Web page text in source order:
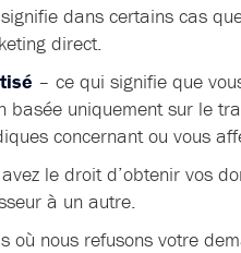
dans certains cas
direct.
– ce qui signifie que
uniquement sur le
concernant ou vous
le droit d’obtenir vos
à un autre.
où nous refusons votre